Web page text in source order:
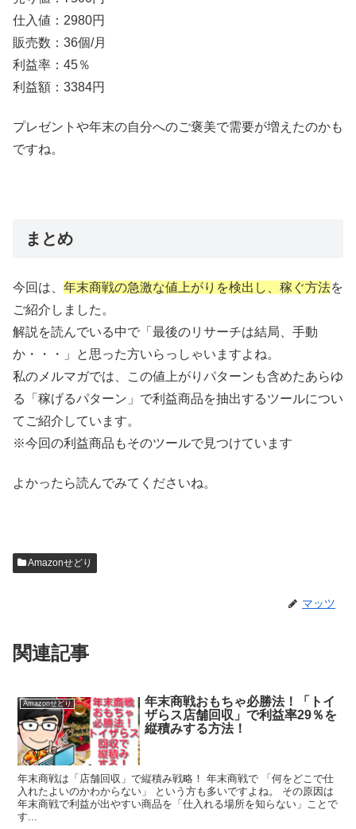
仕入値：2980円
販売数：36個/月
利益率：45％
利益額：3384円
プレゼントや年末の自分へのご褒美で需要が増えたのかも
ですね。
まとめ
今回は、 年末商戦の急激な値上がりを検出し、稼ぐ方法を
ご紹介しました。
解説を読んでいる中で「最後のリサーチは結局、手動
か・・・」と思った方いらっしゃいますよね。
私のメルマガでは、この値上がりパターンも含めたあらゆ
る「稼げるパターン」で利益商品を抽出するツールについ
てご紹介しています。
※今回の利益商品もそのツールで見つけています
よかったら読んでみてくださいね。
Amazonせどり
マッツ
関連記事
Amazonせどり
年末商戦おもちゃ必勝法！「トイ
ザらス店舗回収」で利益率29％を
縦積みする方法！
年末商戦は「店舗回収」で縦積み戦略！ 年末商戦で 「何をどこで仕
入れたよいのかわからない」 という方も多いですよね。 その原因は
年末商戦で利益が出やすい商品を「仕入れる場所を知らない」ことで
す...